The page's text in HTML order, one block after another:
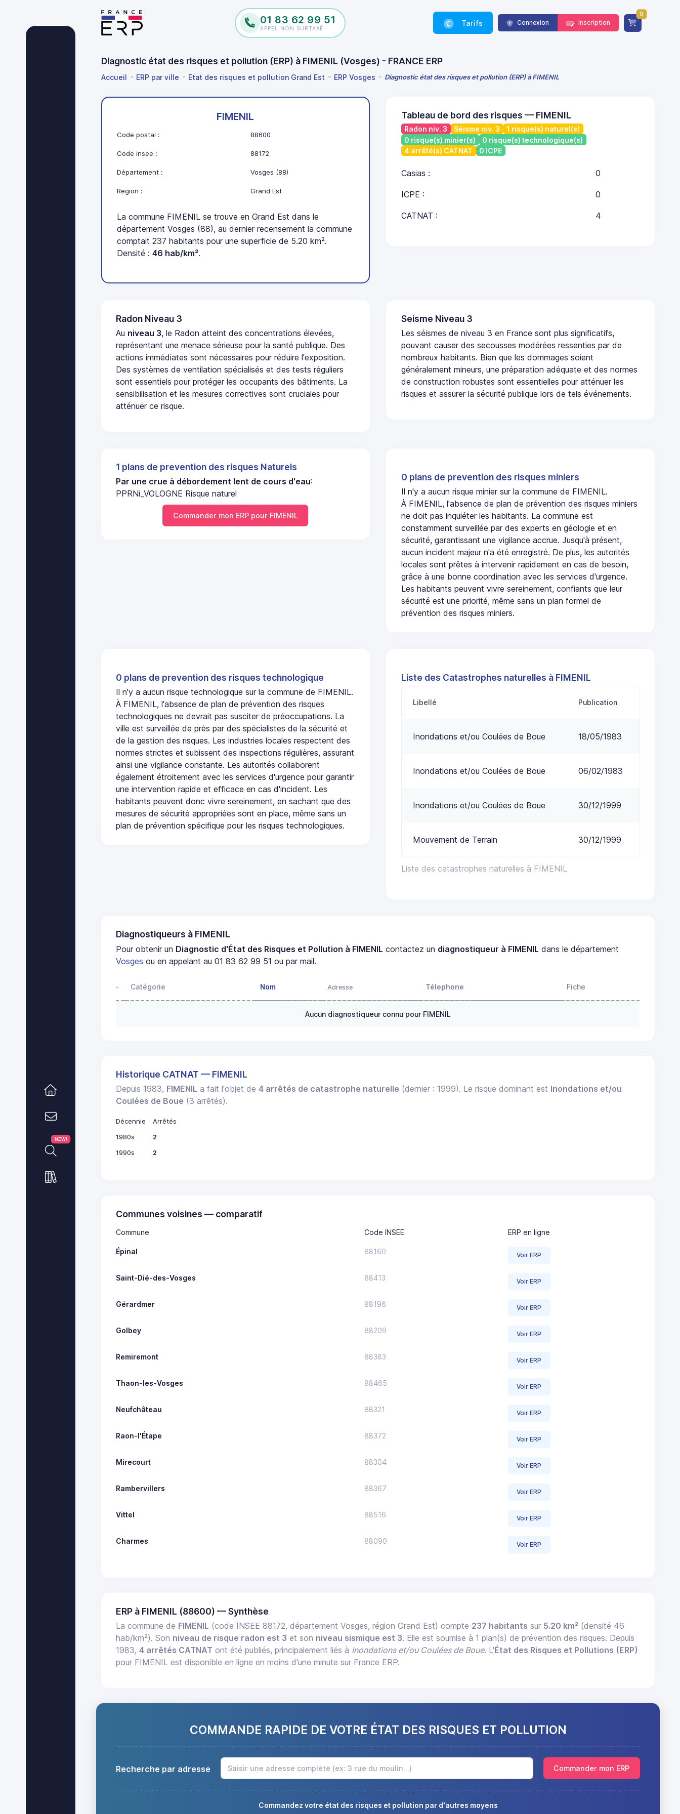
01 83 62 99 51
APPEL NON SURTAXÉ
Tarifs Connexion Inscription
0
Diagnostic état des risques et pollution (ERP) à FIMENIL (Vosges) - FRANCE ERP
Accueil ERP par ville Etat des risques et pollution Grand Est ERP Vosges Diagnostic état des risques et pollution (ERP) à FIMENIL
NEW!
FIMENIL
Code postal : 88600
Code insee : 88172
Département : Vosges (88)
Region : Grand Est
La commune FIMENIL se trouve en Grand Est dans le
département Vosges (88), au dernier recensement la commune
comptait 237 habitants pour une superficie de 5.20 km².
Densité :46 hab/km².
Tableau de bord des risques — FIMENIL
Radon niv. 3 Séisme niv. 3
1 risque(s) naturel(s)
0 risque(s) minier(s)
0 risque(s) technologique(s)
4 arrêté(s) CATNAT
0 ICPE
Casias : 0
ICPE : 0
CATNAT : 4
Radon Niveau 3
Au niveau 3, le Radon atteint des concentrations élevées,
représentant une menace sérieuse pour la santé publique. Des
actions immédiates sont nécessaires pour réduire l'exposition.
Des systèmes de ventilation spécialisés et des tests réguliers
sont essentiels pour protéger les occupants des bâtiments. La
sensibilisation et les mesures correctives sont cruciales pour
atténuer ce risque.
Seisme Niveau 3
Les séismes de niveau 3 en France sont plus significatifs,
pouvant causer des secousses modérées ressenties par de
nombreux habitants. Bien que les dommages soient
généralement mineurs, une préparation adéquate et des normes
de construction robustes sont essentielles pour atténuer les
risques et assurer la sécurité publique lors de tels événements.
1 plans de prevention des risques Naturels
Par une crue à débordement lent de cours d'eau:
PPRNi_VOLOGNE Risque naturel
Commander mon ERP pour FIMENIL
0 plans de prevention des risques miniers
Il n'y a aucun risque minier sur la commune de FIMENIL.
À FIMENIL, l'absence de plan de prévention des risques miniers
ne doit pas inquiéter les habitants. La commune est
constamment surveillée par des experts en géologie et en
sécurité, garantissant une vigilance accrue. Jusqu'à présent,
aucun incident majeur n'a été enregistré. De plus, les autorités
locales sont prêtes à intervenir rapidement en cas de besoin,
grâce à une bonne coordination avec les services d'urgence.
Les habitants peuvent vivre sereinement, confiants que leur
sécurité est une priorité, même sans un plan formel de
prévention des risques miniers.
0 plans de prevention des risques technologique
Il n'y a aucun risque technologique sur la commune de FIMENIL.
À FIMENIL, l'absence de plan de prévention des risques
technologiques ne devrait pas susciter de préoccupations. La
ville est surveillée de près par des spécialistes de la sécurité et
de la gestion des risques. Les industries locales respectent des
normes strictes et subissent des inspections régulières, assurant
ainsi une vigilance constante. Les autorités collaborent
également étroitement avec les services d'urgence pour garantir
une intervention rapide et efficace en cas d'incident. Les
habitants peuvent donc vivre sereinement, en sachant que des
mesures de sécurité appropriées sont en place, même sans un
plan de prévention spécifique pour les risques technologiques.
Liste des Catastrophes naturelles à FIMENIL
Liste des catastrophes naturelles à FIMENIL
Libellé Publication
Inondations et/ou Coulées de Boue 18/05/1983
Inondations et/ou Coulées de Boue 06/02/1983
Inondations et/ou Coulées de Boue 30/12/1999
Mouvement de Terrain 30/12/1999
Diagnostiqueurs à FIMENIL
Pour obtenir un Diagnostic d'État des Risques et Pollution à FIMENIL contactez un diagnostiqueur à FIMENIL dans le département
Vosges ou en appelant au 01 83 62 99 51 ou par mail.
- Catégorie Nom Adresse Télephone Fiche
Aucun diagnostiqueur connu pour FIMENIL
Historique CATNAT — FIMENIL
Depuis 1983, FIMENIL a fait l'objet de4 arrêtés de catastrophe naturelle (dernier : 1999). Le risque dominant est Inondations et/ou
Coulées de Boue (3 arrêtés).
Décennie
Arrêtés
1980s
2
1990s
2
Communes voisines — comparatif
Commune Code INSEE ERP en ligne
Épinal 88160 Voir ERP
Saint-Dié-des-Vosges 88413 Voir ERP
Gérardmer 88196 Voir ERP
Golbey 88209 Voir ERP
Remiremont 88383 Voir ERP
Thaon-les-Vosges 88465 Voir ERP
Neufchâteau 88321 Voir ERP
Raon-l'Étape 88372 Voir ERP
Mirecourt 88304 Voir ERP
Rambervillers 88367 Voir ERP
Vittel 88516 Voir ERP
Charmes 88090 Voir ERP
ERP à FIMENIL (88600) — Synthèse
La commune de FIMENIL (code INSEE 88172, département Vosges, région Grand Est) compte 237 habitants sur 5.20 km² (densité 46
hab/km²). Son niveau de risque radon est 3 et son niveau sismique est 3. Elle est soumise à 1 plan(s) de prévention des risques. Depuis
1983,4 arrêtés CATNAT ont été publiés, principalement liés à Inondations et/ou Coulées de Boue. L'État des Risques et Pollutions (ERP)
pour FIMENIL est disponible en ligne en moins d'une minute sur France ERP.
COMMANDE RAPIDE DE VOTRE ÉTAT DES RISQUES ET POLLUTION
Recherche par adresse Commander mon ERP
Commandez votre état des risques et pollution par d'autres moyens